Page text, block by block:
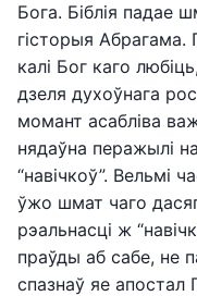
Бога. Біблія падае
гісторыя
калі Бог каго
дзеля духоўнага
момант асабліва
нядаўна перажылі
“навічкоў”. Вельмі
ўжо шмат чаго
рэальнасці ж
праўды аб сабе, не
спазнаў яе